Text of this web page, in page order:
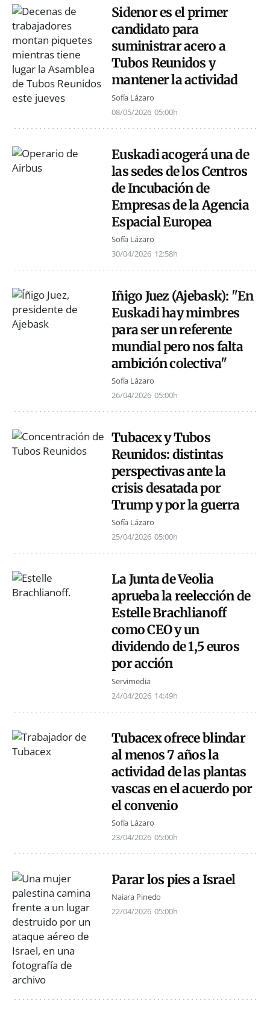
Sidenor es el primer
candidato para
suministrar acero a
Tubos Reunidos y
mantener la actividad
Sofía Lázaro
08/05/2026 05:00h
Euskadi acogerá una de
las sedes de los Centros
de Incubación de
Empresas de la Agencia
Espacial Europea
Sofía Lázaro
30/04/2026 12:58h
Iñigo Juez (Ajebask): "En
Euskadi hay mimbres
para ser un referente
mundial pero nos falta
ambición colectiva"
Sofía Lázaro
26/04/2026 05:00h
Tubacex y Tubos
Reunidos: distintas
perspectivas ante la
crisis desatada por
Trump y por la guerra
Sofía Lázaro
25/04/2026 05:00h
La Junta de Veolia
aprueba la reelección de
Estelle Brachlianoff
como CEO y un
dividendo de 1,5 euros
por acción
Servimedia
24/04/2026 14:49h
Tubacex ofrece blindar
al menos 7 años la
actividad de las plantas
vascas en el acuerdo por
el convenio
Sofía Lázaro
23/04/2026 05:00h
Parar los pies a Israel
Naiara Pinedo
22/04/2026 05:00h